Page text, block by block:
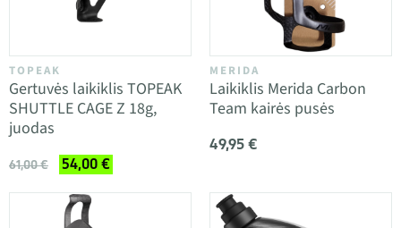
TOPEAK
Gertuvės laikiklis TOPEAK
SHUTTLE CAGE Z 18g,
juodas
61,00 € 54,00 €
MERIDA
Laikiklis Merida Carbon
Team kairės pusės
49,95 €